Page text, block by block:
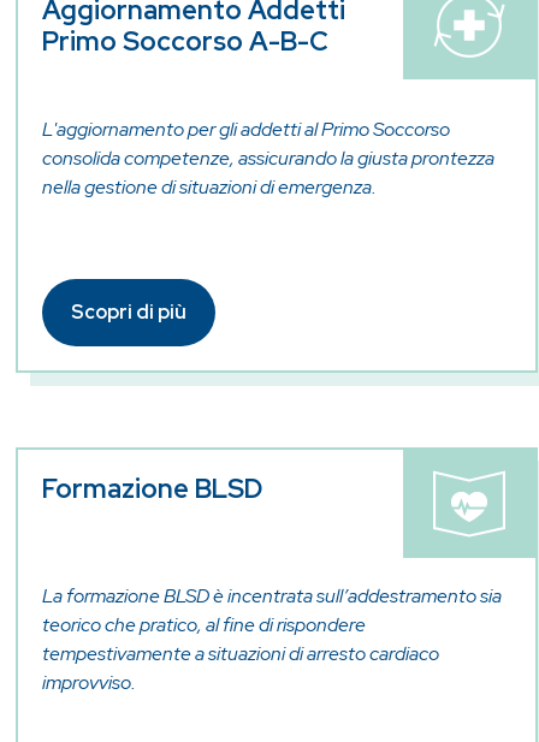
Aggiornamento Addetti
Primo Soccorso A-B-C
L'aggiornamento per gli addetti al Primo Soccorso
consolida competenze, assicurando la giusta prontezza
nella gestione di situazioni di emergenza.
Scopri di più
Formazione BLSD
La formazione BLSD è incentrata sull’addestramento sia
teorico che pratico, al fine di rispondere
tempestivamente a situazioni di arresto cardiaco
improvviso.